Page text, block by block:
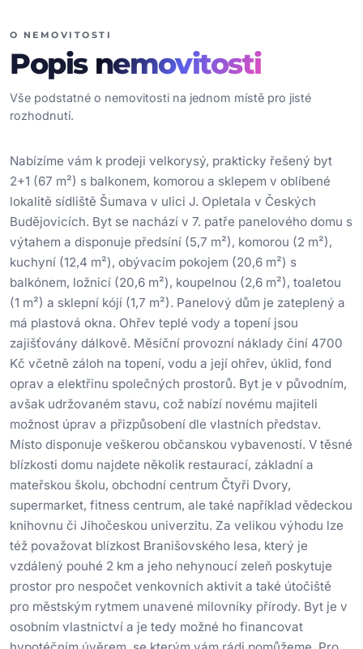
O NEMOVITOSTI
Popis nemovitosti
Vše podstatné o nemovitosti na jednom místě pro jisté
rozhodnutí.
Nabízíme vám k prodeji velkorysý, prakticky řešený byt
2+1 (67 m²) s balkonem, komorou a sklepem v oblíbené
lokalitě sídliště Šumava v ulici J. Opletala v Českých
Budějovicích. Byt se nachází v 7. patře panelového domu s
výtahem a disponuje předsíní (5,7 m²), komorou (2 m²),
kuchyní (12,4 m²), obývacím pokojem (20,6 m²) s
balkónem, ložnicí (20,6 m²), koupelnou (2,6 m²), toaletou
(1 m²) a sklepní kójí (1,7 m²). Panelový dům je zateplený a
má plastová okna. Ohřev teplé vody a topení jsou
zajišťovány dálkově. Měsíční provozní náklady činí 4700
Kč včetně záloh na topení, vodu a její ohřev, úklid, fond
oprav a elektřinu společných prostorů. Byt je v původním,
avšak udržovaném stavu, což nabízí novému majiteli
možnost úprav a přizpůsobení dle vlastních představ.
Místo disponuje veškerou občanskou vybaveností. V těsné
blízkosti domu najdete několik restaurací, základní a
mateřskou školu, obchodní centrum Čtyři Dvory,
supermarket, fitness centrum, ale také například vědeckou
knihovnu či Jihočeskou univerzitu. Za velikou výhodu lze
též považovat blízkost Branišovského lesa, který je
vzdálený pouhé 2 km a jeho nehynoucí zeleň poskytuje
prostor pro nespočet venkovních aktivit a také útočiště
pro městským rytmem unavené milovníky přírody. Byt je v
osobním vlastnictví a je tedy možné ho financovat